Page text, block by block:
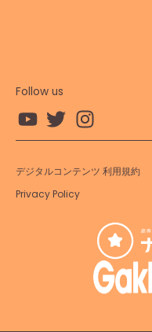
Follow us
デジタルコンテンツ 利用規約
Privacy Policy